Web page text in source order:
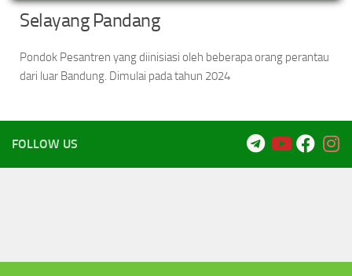
Selayang Pandang
Pondok Pesantren yang diinisiasi oleh beberapa orang perantau
dari luar Bandung. Dimulai pada tahun 2024
FOLLOW US